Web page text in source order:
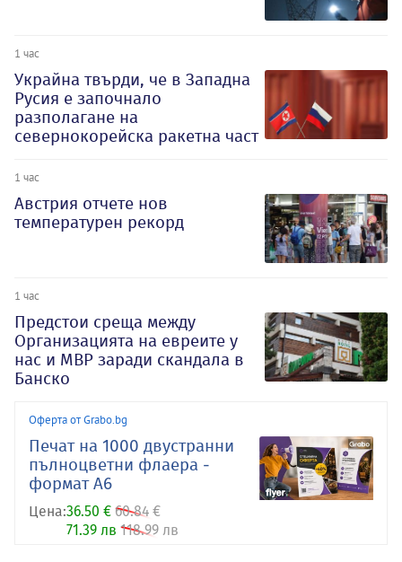
1 час
Украйна твърди, че в Западна
Русия е започнало
разполагане на
севернокорейска ракетна част
1 час
Австрия отчете нов
температурен рекорд
1 час
Предстои среща между
Организацията на евреите у
нас и МВР заради скандала в
Банско
Оферта от Grabo.bg
Печат на 1000 двустранни
пълноцветни флаера -
формат А6
Цена:36.50 € 60.84 €
71.39 лв 118.99 лв